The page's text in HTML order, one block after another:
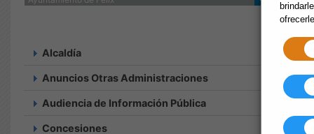
Alcaldía
Anuncios Otras Administraciones
Audiencia de Información Pública
Concesiones